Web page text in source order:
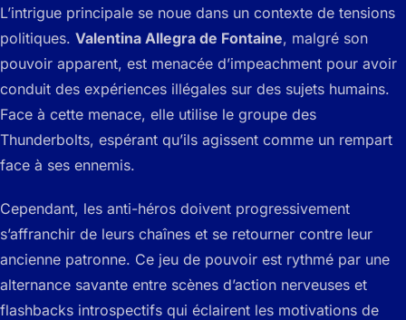
L’intrigue principale se noue dans un contexte de tensions
politiques. Valentina Allegra de Fontaine, malgré son
pouvoir apparent, est menacée d’impeachment pour avoir
conduit des expériences illégales sur des sujets humains.
Face à cette menace, elle utilise le groupe des
Thunderbolts, espérant qu’ils agissent comme un rempart
face à ses ennemis.
Cependant, les anti-héros doivent progressivement
s’affranchir de leurs chaînes et se retourner contre leur
ancienne patronne. Ce jeu de pouvoir est rythmé par une
alternance savante entre scènes d’action nerveuses et
flashbacks introspectifs qui éclairent les motivations de